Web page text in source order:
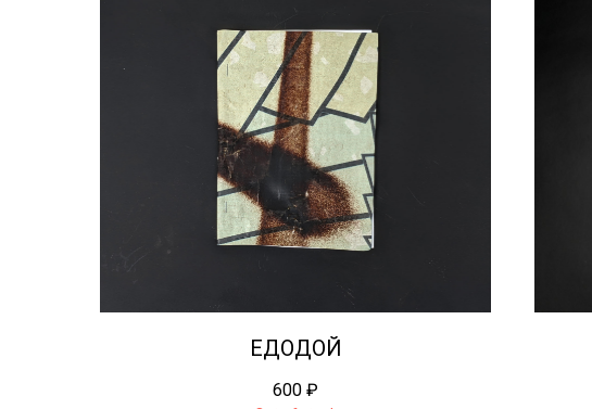
ЕДОДОЙ
600 ₽